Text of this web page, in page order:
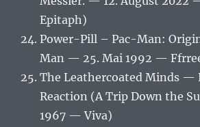
Epitaph)
Power-Pill – Pac-Man:
Man — 25. Mai 1992 —
The Leathercoated Minds —
Reaction (A Trip Down the
1967 — Viva)